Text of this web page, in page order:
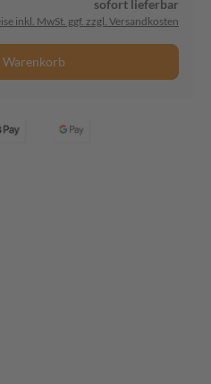
sofort lieferbar
inkl. MwSt. ggf. zzgl. Versandkosten
Warenkorb